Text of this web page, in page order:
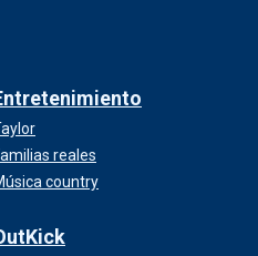
reales
country